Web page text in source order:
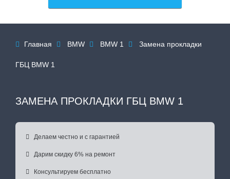
 Главная  BMW  BMW 1  Замена прокладки
ГБЦ BMW 1
ЗАМЕНА ПРОКЛАДКИ ГБЦ BMW 1
 Делаем честно и с гарантией
 Дарим скидку 6% на ремонт
 Консультируем бесплатно